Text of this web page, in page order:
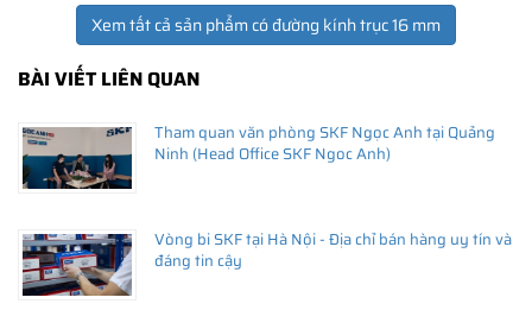
Xem tất cả sản phẩm có đường kính trục 16 mm
BÀI VIẾT LIÊN QUAN
Tham quan văn phòng SKF Ngọc Anh tại Quảng
Ninh (Head Office SKF Ngoc Anh)
Vòng bi SKF tại Hà Nội - Địa chỉ bán hàng uy tín và
đáng tin cậy